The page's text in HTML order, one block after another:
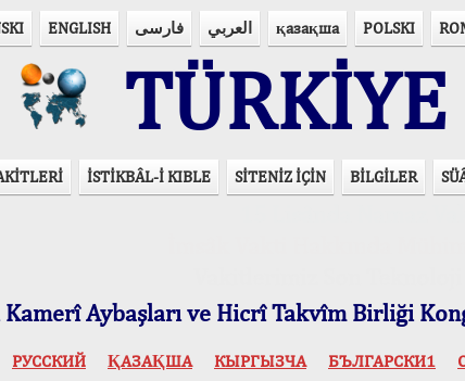
ENGLISH فارسی العربي қазақша POLSKI
İSTİKBÂL-İ KIBLE SİTENİZ İÇİN BİLGİLER
Aybaşları ve Hicrî Takvîm Birliği
РУССКИЙ ҚАЗАҚША КЫPГЫЗЧA БЪЛГАРСКИ1